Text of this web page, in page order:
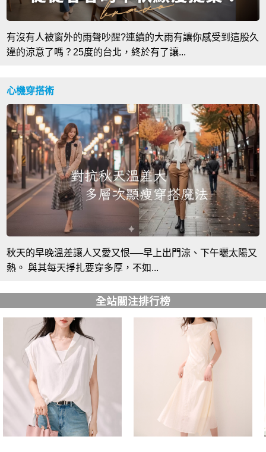
有沒有人被窗外的雨聲吵醒?連續的大雨有讓你感受到這股久
違的涼意了嗎？25度的台北，終於有了讓...
心機穿搭術
秋天的早晚溫差讓人又愛又恨──早上出門涼、下午曬太陽又
熱。 與其每天掙扎要穿多厚，不如...
全站關注排行榜